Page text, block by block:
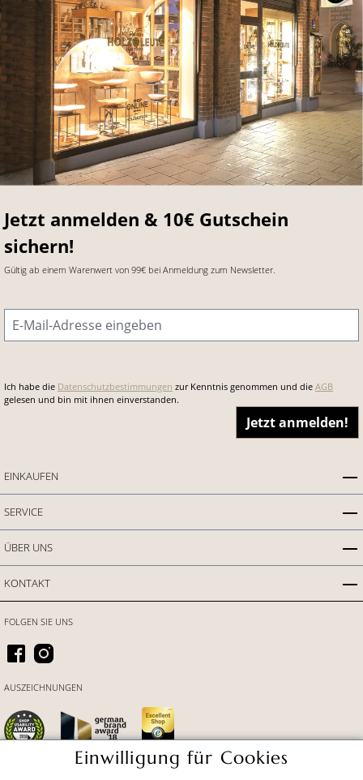
Jetzt anmelden & 10€ Gutschein
sichern!
Gültig ab einem Warenwert von 99€ bei Anmeldung zum Newsletter.
E-Mail-Adresse
Ich habe die Datenschutzbestimmungen zur Kenntnis genommen und die AGB
gelesen und bin mit ihnen einverstanden.
Jetzt anmelden!
EINKAUFEN
SERVICE
ÜBER UNS
KONTAKT
FOLGEN SIE UNS
AUSZEICHNUNGEN
Einwilligung für Cookies